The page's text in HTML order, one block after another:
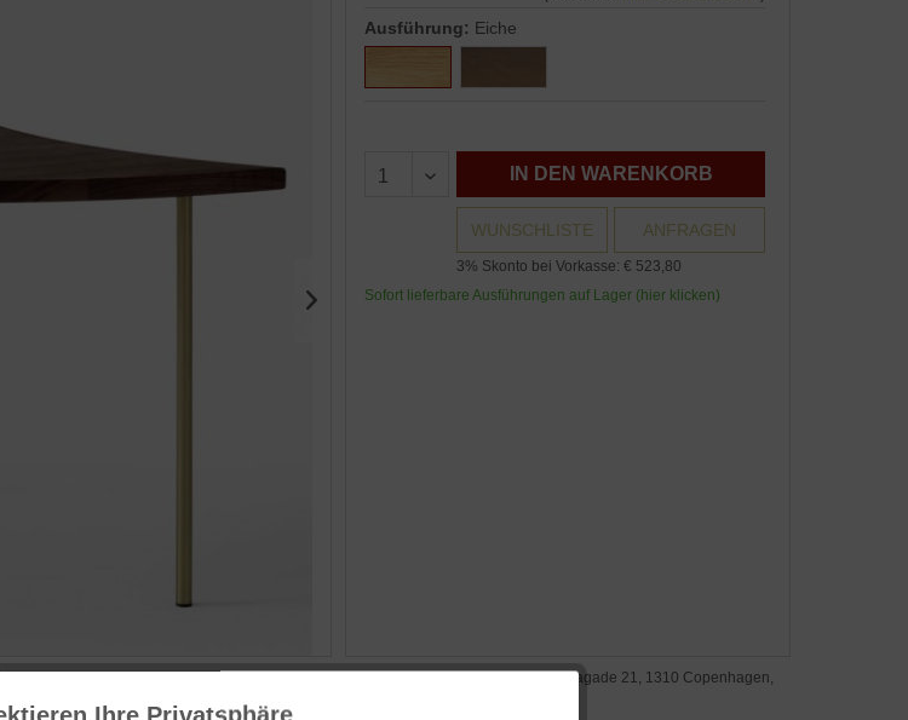
Ausführung: Eiche
IN DEN WARENKORB
WUNSCHLISTE ANFRAGEN
3% Skonto bei Vorkasse: € 523,80
Sofort lieferbare Ausführungen auf Lager (hier klicken)
Hersteller: &Tradition A/S, Fredericiagade 21, 1310 Copenhagen,
Ihre Privatsphäre